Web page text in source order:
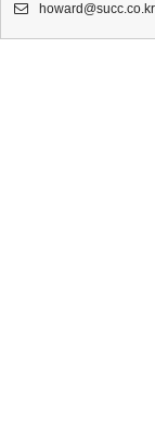
howard@succ.co.kr